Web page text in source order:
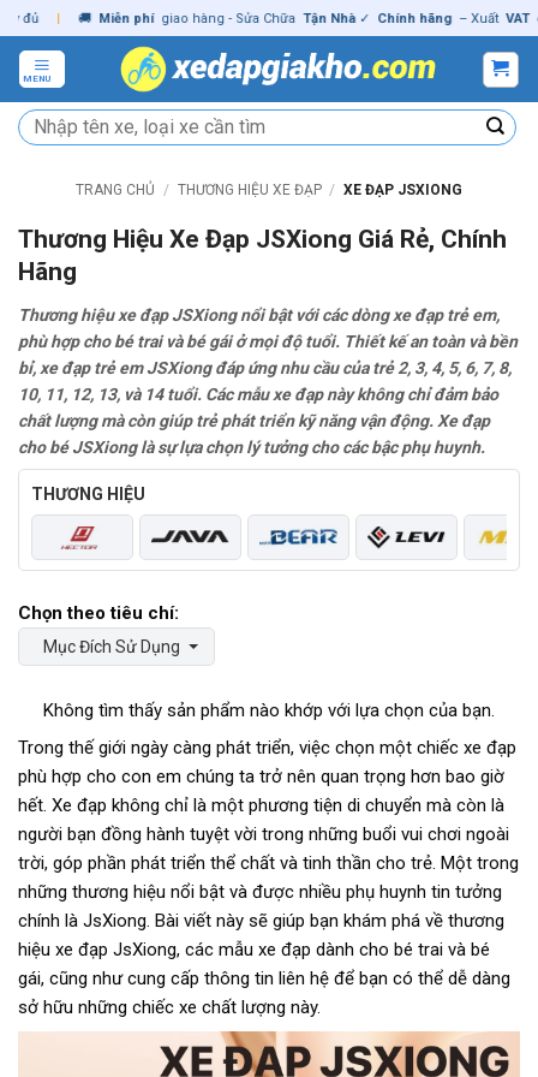
Skip
to
content
| 🚚 Miễn phí giao hàng - Sửa Chữa Tận Nhà ✓ Chính hãng – Xuất VAT đầy
MENU
Tìm
kiếm:
TRANG CHỦ / THƯƠNG HIỆU XE ĐẠP / XE ĐẠP JSXIONG
Thương Hiệu Xe Đạp JSXiong Giá Rẻ, Chính
Hãng
Thương hiệu xe đạp JSXiong nổi bật với các dòng xe đạp trẻ em,
phù hợp cho bé trai và bé gái ở mọi độ tuổi. Thiết kế an toàn và bền
bỉ, xe đạp trẻ em JSXiong đáp ứng nhu cầu của trẻ 2, 3, 4, 5, 6, 7, 8,
10, 11, 12, 13, và 14 tuổi. Các mẫu xe đạp này không chỉ đảm bảo
chất lượng mà còn giúp trẻ phát triển kỹ năng vận động. Xe đạp
cho bé JSXiong là sự lựa chọn lý tưởng cho các bậc phụ huynh.
THƯƠNG HIỆU
Mục Đích Sử Dụng
Không tìm thấy sản phẩm nào khớp với lựa chọn của bạn.
Trong thế giới ngày càng phát triển, việc chọn một chiếc xe đạp
phù hợp cho con em chúng ta trở nên quan trọng hơn bao giờ
hết. Xe đạp không chỉ là một phương tiện di chuyển mà còn là
người bạn đồng hành tuyệt vời trong những buổi vui chơi ngoài
trời, góp phần phát triển thể chất và tinh thần cho trẻ. Một trong
những thương hiệu nổi bật và được nhiều phụ huynh tin tưởng
chính là JsXiong. Bài viết này sẽ giúp bạn khám phá về thương
hiệu xe đạp JsXiong, các mẫu xe đạp dành cho bé trai và bé
gái, cũng như cung cấp thông tin liên hệ để bạn có thể dễ dàng
sở hữu những chiếc xe chất lượng này.